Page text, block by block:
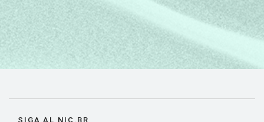
SIGA AL NIC.BR